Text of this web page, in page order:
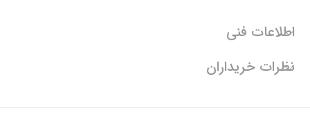
اطلاعات فنی
نظرات خریداران